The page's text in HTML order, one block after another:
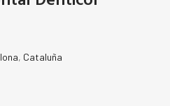
, Cataluña